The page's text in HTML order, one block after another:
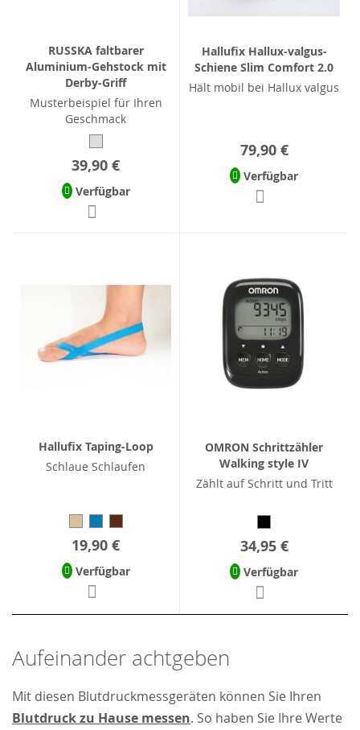
RUSSKA faltbarer
Aluminium-Gehstock mit
Derby-Griff
Musterbeispiel für Ihren
Geschmack
39,90 €
Verfügbar
Hallufix Hallux-valgus-
Schiene Slim Comfort 2.0
Hält mobil bei Hallux valgus
79,90 €
Verfügbar
Hallufix Taping-Loop
Schlaue Schlaufen
19,90 €
Verfügbar
OMRON Schrittzähler
Walking style IV
Zählt auf Schritt und Tritt
34,95 €
Verfügbar
Aufeinander achtgeben
Mit diesen Blutdruckmessgeräten können Sie Ihren
Blutdruck zu Hause messen. So haben Sie Ihre Werte